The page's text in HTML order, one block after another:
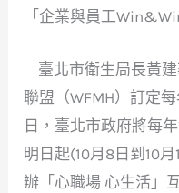
「企業與員工
臺北市衛生局長黃
聯盟（WFMH）訂定
日，臺北市政府將每
明日起(10月8日到10
辦「心職場 心生活」